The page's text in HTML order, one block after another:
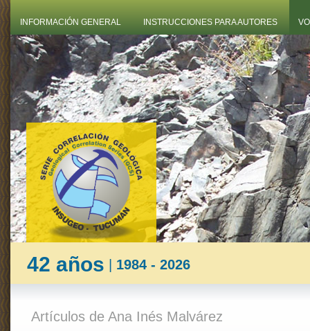
INFORMACIÓN GENERAL INSTRUCCIONES PARA AUTORES
42 años | 1984 - 2026
Artículos de Ana Inés Malvárez